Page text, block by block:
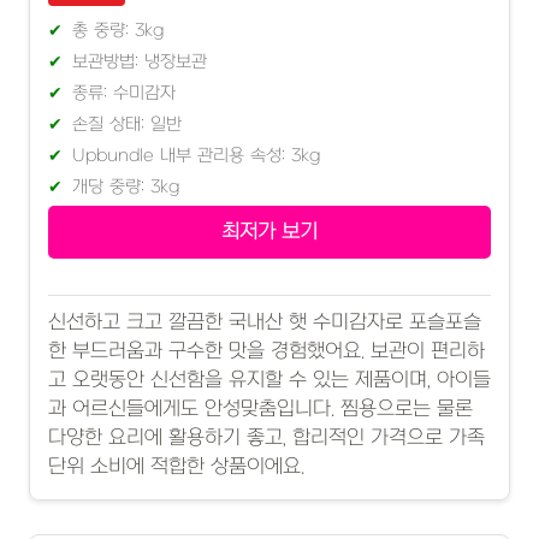
총 중량: 3kg
보관방법: 냉장보관
종류: 수미감자
손질 상태: 일반
Upbundle 내부 관리용 속성: 3kg
개당 중량: 3kg
최저가 보기
신선하고 크고 깔끔한 국내산 햇 수미감자로 포슬포슬
한 부드러움과 구수한 맛을 경험했어요. 보관이 편리하
고 오랫동안 신선함을 유지할 수 있는 제품이며, 아이들
과 어르신들에게도 안성맞춤입니다. 찜용으로는 물론
다양한 요리에 활용하기 좋고, 합리적인 가격으로 가족
단위 소비에 적합한 상품이에요.